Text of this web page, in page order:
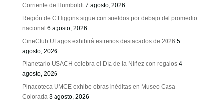
Corriente de Humboldt 7 agosto, 2026
Región de O’Higgins sigue con sueldos por debajo del promedio
nacional 6 agosto, 2026
CineClub ULagos exhibirá estrenos destacados de 2026 5
agosto, 2026
Planetario USACH celebra el Día de la Niñez con regalos 4
agosto, 2026
Pinacoteca UMCE exhibe obras inéditas en Museo Casa
Colorada 3 agosto, 2026